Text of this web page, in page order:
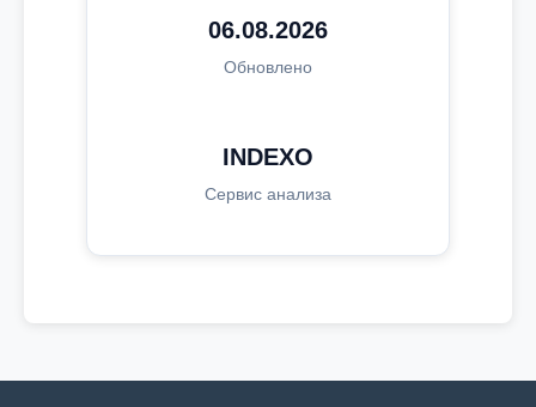
06.08.2026
Обновлено
INDEXO
Сервис анализа